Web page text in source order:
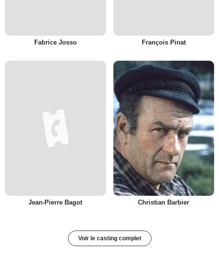
Fabrice Josso François Pinat
Jean-Pierre Bagot Christian Barbier
Voir le casting complet